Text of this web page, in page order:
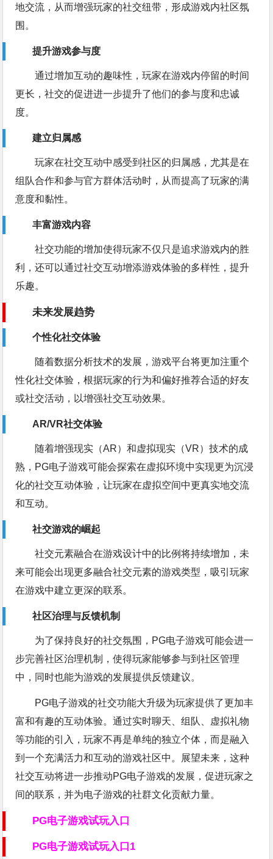
地交流，从而增强玩家的社交纽带，形成游戏内社区氛
围。
提升游戏参与度
通过增加互动的趣味性，玩家在游戏内停留的时间
更长，社交的促进进一步提升了他们的参与度和忠诚
度。
建立归属感
玩家在社交互动中感受到社区的归属感，尤其是在
组队合作和参与官方群体活动时，从而提高了玩家的满
意度和黏性。
丰富游戏内容
社交功能的增加使得玩家不仅只是追求游戏内的胜
利，还可以通过社交互动增添游戏体验的多样性，提升
乐趣。
未来发展趋势
个性化社交体验
随着数据分析技术的发展，游戏平台将更加注重个
性化社交体验，根据玩家的行为和偏好推荐合适的好友
或社交活动，以增强社交互动效果。
AR/VR社交体验
随着增强现实（AR）和虚拟现实（VR）技术的成
熟，PG电子游戏可能会探索在虚拟环境中实现更为沉浸
化的社交互动体验，让玩家在虚拟空间中更真实地交流
和互动。
社交游戏的崛起
社交元素融合在游戏设计中的比例将持续增加，未
来可能会出现更多融合社交元素的游戏类型，吸引玩家
在游戏中建立更深的联系。
社区治理与反馈机制
为了保持良好的社交氛围，PG电子游戏可能会进一
步完善社区治理机制，使得玩家能够参与到社区管理
中，同时也能为游戏的发展提供反馈建议。
PG电子游戏的社交功能大升级为玩家提供了更加丰
富和有趣的互动体验。通过实时聊天、组队、虚拟礼物
等功能的引入，玩家不再是单纯的独立个体，而是融入
到一个充满活力和互动的游戏社区中。展望未来，这种
社交互动将进一步推动PG电子游戏的发展，促进玩家之
间的联系，并为电子游戏的社群文化贡献力量。
PG电子游戏试玩入口
PG电子游戏试玩入口1